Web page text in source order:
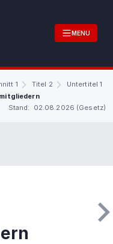
MENU
1 Titel 2
Untertitel 1
Stand: 02.08.2026 (Gesetz)